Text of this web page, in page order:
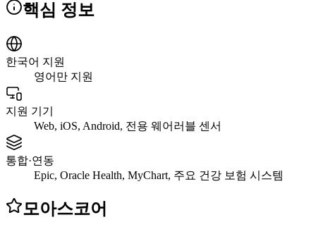
핵심 정보
한국어 지원
영어만 지원
지원 기기
Web, iOS, Android, 전용 웨어러블 센서
통합·연동
Epic, Oracle Health, MyChart, 주요 건강 보험 시스템
모아스코어